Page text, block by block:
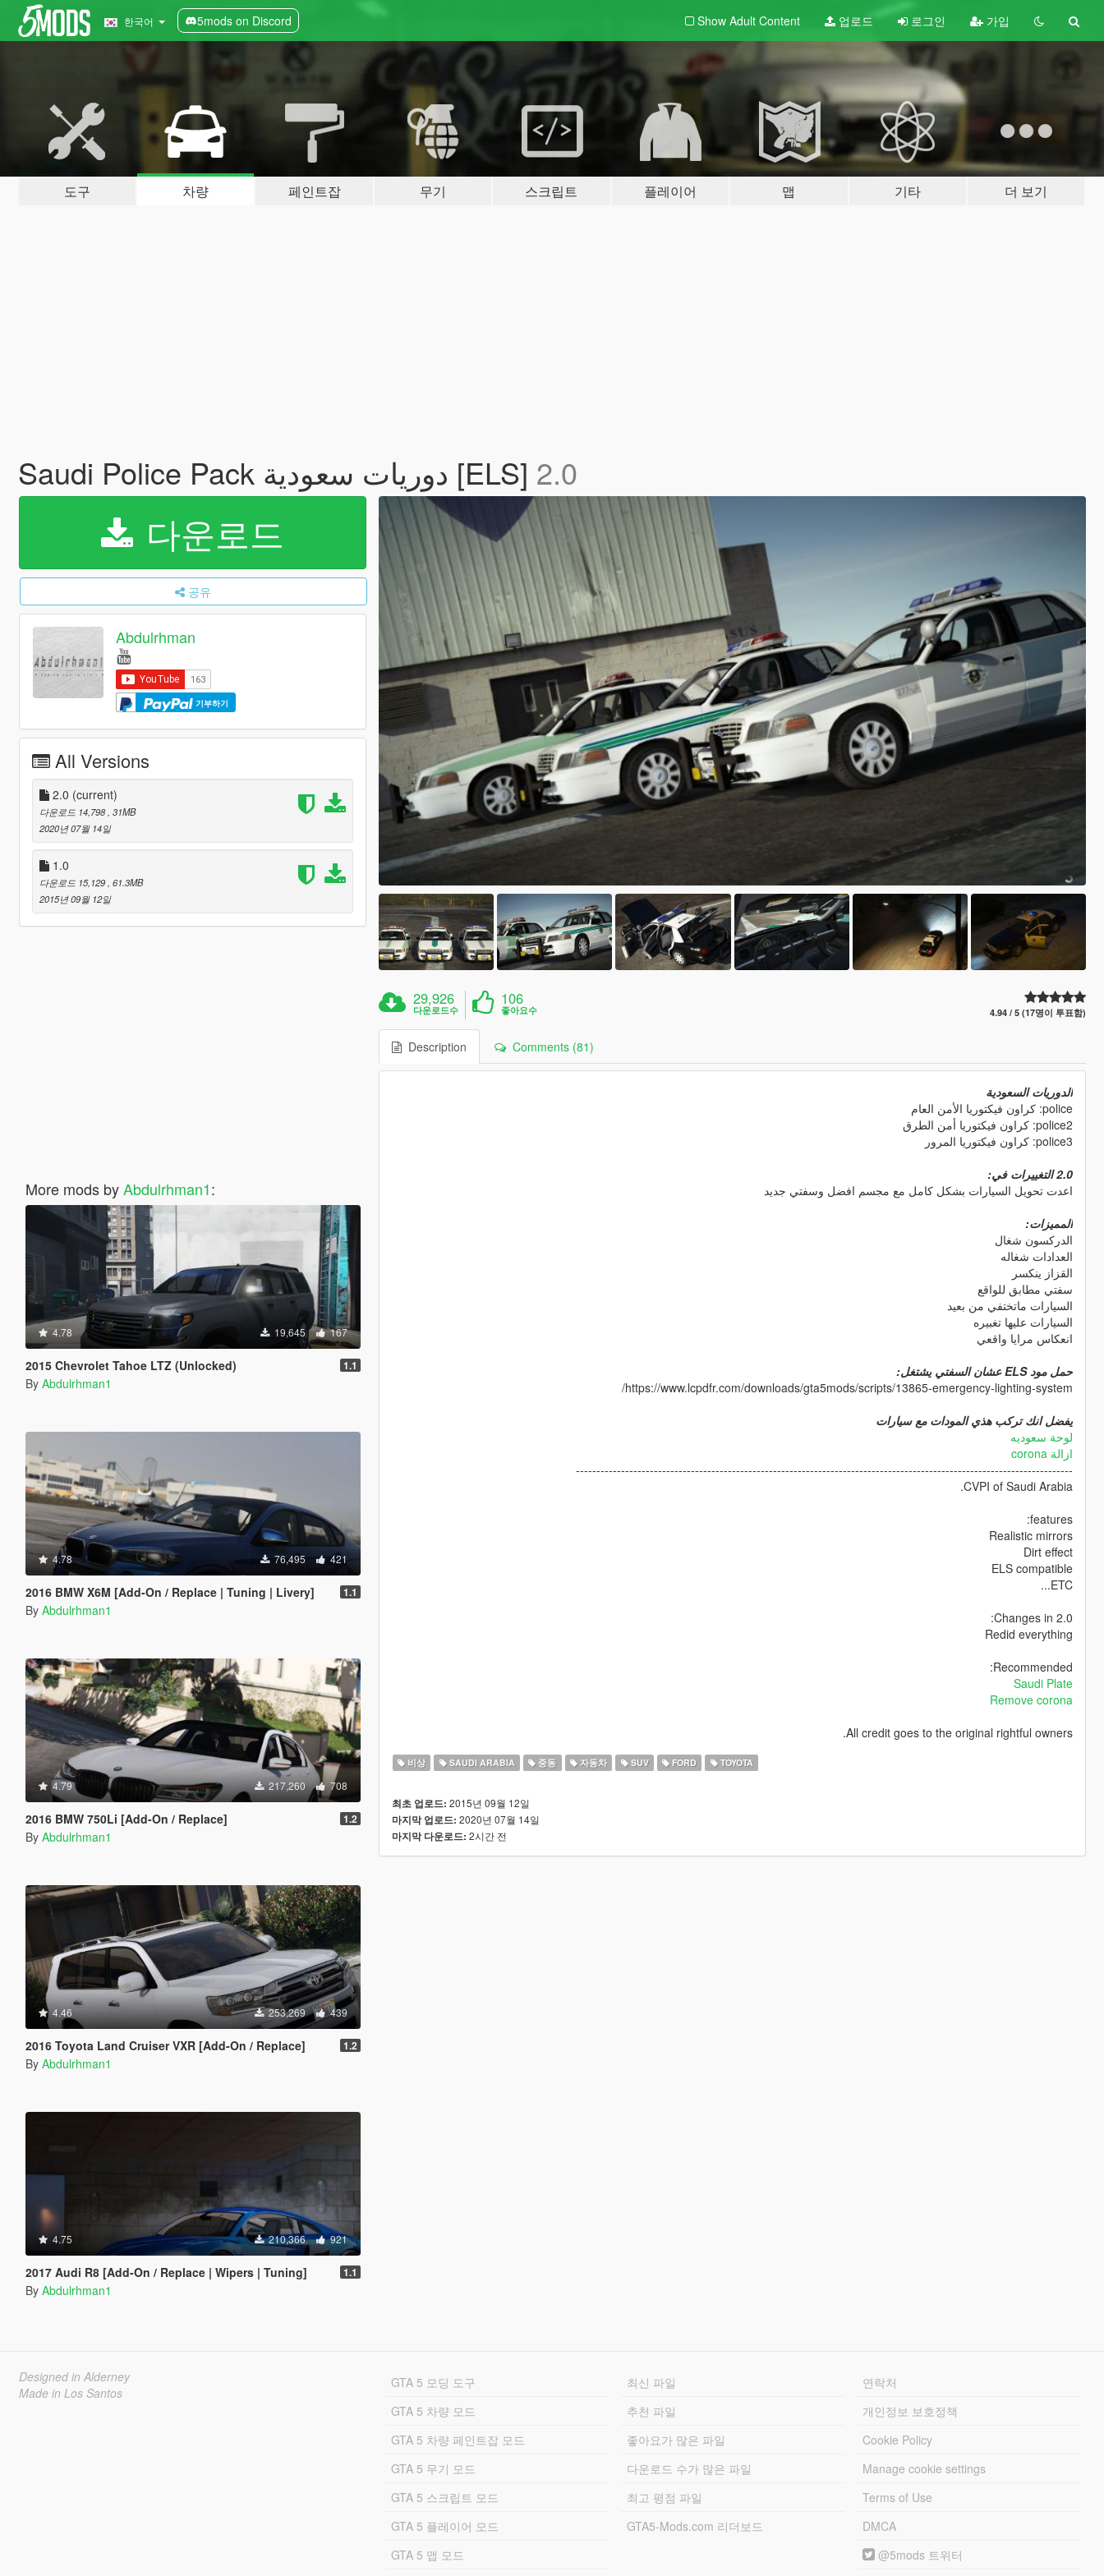
한국어 5mods on Discord Show Adult Content 업로드 로그인 가입
도구 차량 페인트잡 무기 스크립트 플레이어 맵 기타 더 보기
Saudi Police Pack دوريات سعودية [ELS] 2.0
다운로드
공유
Abdulrhman
기부하기
All Versions
2.0 (current)
다운로드 14,798, 31MB
2020년 07월 14일
1.0
다운로드 15,129, 61.3MB
2015년 09월 12일
More mods byAbdulrhman1:
4.78 19,645 167
2015 Chevrolet Tahoe LTZ (Unlocked) 1.1
By Abdulrhman1
4.78 76,495 421
2016 BMW X6M [Add-On / Replace | Tuning | Livery] 1.1
By Abdulrhman1
4.79 217,260 708
2016 BMW 750Li [Add-On / Replace] 1.2
By Abdulrhman1
4.46 253,269 439
2016 Toyota Land Cruiser VXR [Add-On / Replace] 1.2
By Abdulrhman1
4.75 210,366 921
2017 Audi R8 [Add-On / Replace | Wipers | Tuning] 1.1
By Abdulrhman1
29,926
다운로드수
106
좋아요수 4.94 / 5 (17명이 투표함)
Description Comments (81)
الدوريات السعودية
police: كراون فيكتوريا الأمن العام
police2: كراون فيكتوريا أمن الطرق
police3: كراون فيكتوريا ​المرور
2.0 التغييرات في:
اعدت تحويل السيارات بشكل كامل مع مجسم افضل وسفتي جديد
المميزات:
الدركسون شغال
العدادات شغاله
القزاز ينكسر
سفتي مطابق للواقع
السيارات ماتختفي من بعيد
السيارات عليها تغبيره
انعكاس مرايا واقعي
حمل مود ELS عشان السفتي يشتغل:
https://www.lcpdfr.com/downloads/gta5mods/scripts/13865-emergency-lighting-system/
يفضل انك تركب هذي المودات مع سيارات
لوحة سعوديه
ازالة corona
-------------------------------------------------------------------------------------------------------------------------
CVPI of Saudi Arabia.
features:
Realistic mirrors
Dirt effect
ELS compatible
ETC...
Changes in 2.0:
Redid everything
Recommended:
Saudi Plate
Remove corona
All credit goes to the original rightful owners.
비상 SAUDI ARABIA 중동 자동차 SUV FORD TOYOTA
최초 업로드: 2015년 09월 12일
마지막 업로드: 2020년 07월 14일
마지막 다운로드: 2시간 전
Designed in Alderney
Made in Los Santos
GTA 5 모딩 도구
GTA 5 차량 모드
GTA 5 차량 페인트잡 모드
GTA 5 무기 모드
GTA 5 스크립트 모드
GTA 5 플레이어 모드
GTA 5 맵 모드
최신 파일
추천 파일
좋아요가 많은 파일
다운로드 수가 많은 파일
최고 평점 파일
GTA5-Mods.com 리더보드
연락처
개인정보 보호정책
Cookie Policy
Manage cookie settings
Terms of Use
DMCA
@5mods 트위터